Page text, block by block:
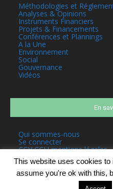
Méthodologies et
Analyses & Opinions
Instruments Financiers
Projets & Financements
Conférences et Plannings
A la Une
Environnement
Social
Gouvernance
Vidéos
En
Qui sommes-nous
Se connecter
CGV CGU mentions légales
This website uses cookies to
assume you're ok with this,